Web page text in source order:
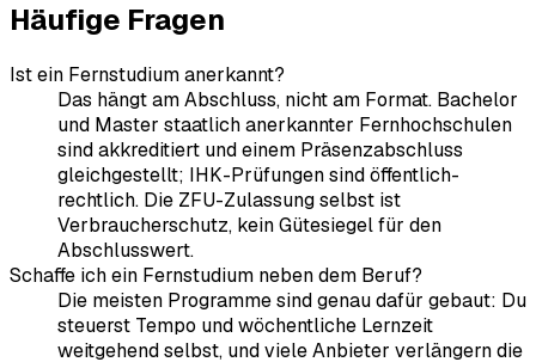
Häufige Fragen
Ist ein Fernstudium anerkannt?
Das hängt am Abschluss, nicht am Format. Bachelor
und Master staatlich anerkannter Fernhochschulen
sind akkreditiert und einem Präsenzabschluss
gleichgestellt; IHK-Prüfungen sind öffentlich-
rechtlich. Die ZFU-Zulassung selbst ist
Verbraucherschutz, kein Gütesiegel für den
Abschlusswert.
Schaffe ich ein Fernstudium neben dem Beruf?
Die meisten Programme sind genau dafür gebaut: Du
steuerst Tempo und wöchentliche Lernzeit
weitgehend selbst, und viele Anbieter verlängern die